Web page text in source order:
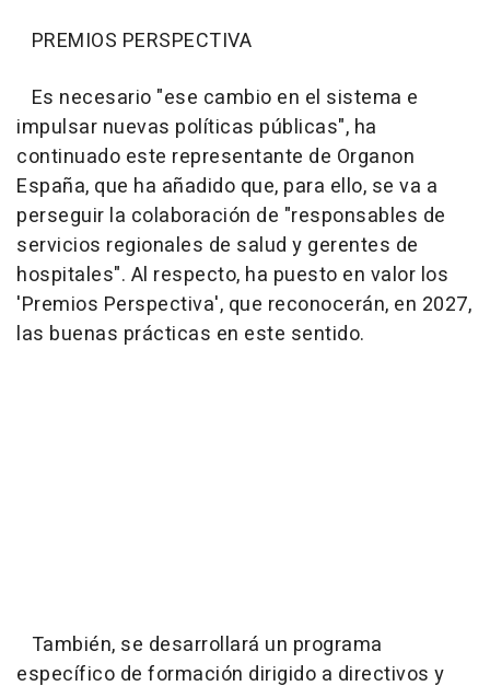
PREMIOS PERSPECTIVA
Es necesario "ese cambio en el sistema e
impulsar nuevas políticas públicas", ha
continuado este representante de Organon
España, que ha añadido que, para ello, se va a
perseguir la colaboración de "responsables de
servicios regionales de salud y gerentes de
hospitales". Al respecto, ha puesto en valor los
'Premios Perspectiva', que reconocerán, en 2027,
las buenas prácticas en este sentido.
También, se desarrollará un programa
específico de formación dirigido a directivos y